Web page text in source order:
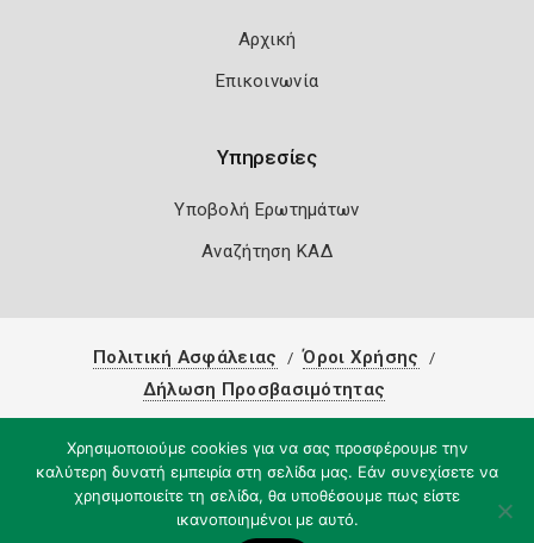
Αρχική
Επικοινωνία
Υπηρεσίες
Υποβολή Ερωτημάτων
Αναζήτηση ΚΑΔ
Πολιτική Ασφάλειας
Όροι Χρήσης
Δήλωση Προσβασιμότητας
Χρησιμοποιούμε cookies για να σας προσφέρουμε την
καλύτερη δυνατή εμπειρία στη σελίδα μας. Εάν συνεχίσετε να
χρησιμοποιείτε τη σελίδα, θα υποθέσουμε πως είστε
ικανοποιημένοι με αυτό.